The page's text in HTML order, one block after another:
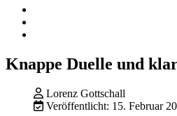
Knappe Duelle und
Lorenz Gottschall
Veröffentlicht: 15. Februar